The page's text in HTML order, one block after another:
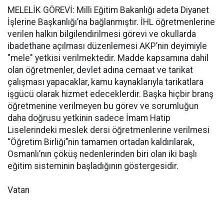
MELELİK GÖREVİ: Milli Eğitim Bakanlığı adeta Diyanet
İşlerine Başkanlığı’na bağlanmıştır. İHL öğretmenlerine
verilen halkın bilgilendirilmesi görevi ve okullarda
ibadethane açılması düzenlemesi AKP’nin deyimiyle
"mele" yetkisi verilmektedir. Madde kapsamına dahil
olan öğretmenler, devlet adına cemaat ve tarikat
çalışması yapacaklar, kamu kaynaklarıyla tarikatlara
işgücü olarak hizmet edeceklerdir. Başka hiçbir branş
öğretmenine verilmeyen bu görev ve sorumluğun
daha doğrusu yetkinin sadece İmam Hatip
Liselerindeki meslek dersi öğretmenlerine verilmesi
“Öğretim Birliği’’nin tamamen ortadan kaldırılarak,
Osmanlı’nın çöküş nedenlerinden biri olan iki başlı
eğitim sisteminin başladığının göstergesidir.
Vatan